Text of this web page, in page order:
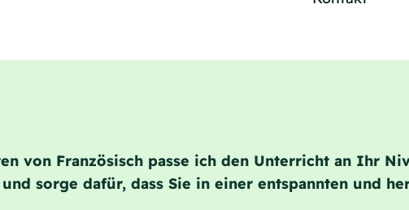
von Französisch passe ich den Unterricht an Ihr
sorge dafür, dass Sie in einer entspannten und